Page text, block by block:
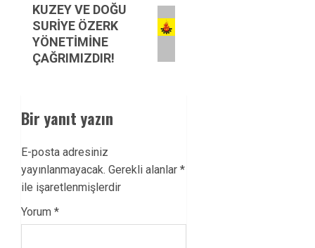
Next
post:
KUZEY VE DOĞU
SURİYE ÖZERK
YÖNETİMİNE
ÇAĞRIMIZDIR!
Bir yanıt yazın
E-posta adresiniz
yayınlanmayacak. Gerekli alanlar *
ile işaretlenmişlerdir
Yorum *